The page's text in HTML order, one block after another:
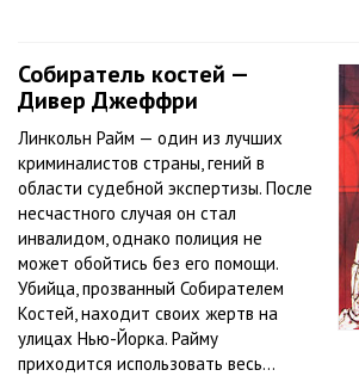
Собиратель костей —
Дивер Джеффри
Линкольн Райм — один из лучших
криминалистов страны, гений в
области судебной экспертизы. После
несчастного случая он стал
инвалидом, однако полиция не
может обойтись без его помощи.
Убийца, прозванный Собирателем
Костей, находит своих жертв на
улицах Нью-Йорка. Райму
приходится использовать весь...